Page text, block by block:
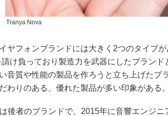
Tranya Nova
ヤフォンブランドには大きく2つのタイプ
け負っており製造力を武器にしたブラン
音質や性能の製品を作ろうと立ち上げたブ
わりのある、優れた製品が多い印象がある。
後者のブランドで、2015年に音響エンジ